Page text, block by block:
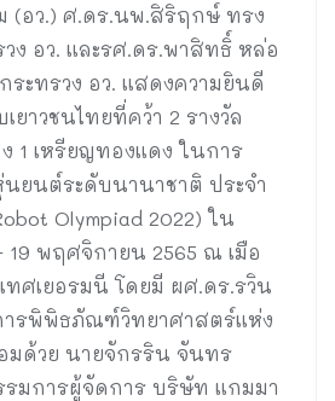
(อว.) ศ.ดร.นพ.สิริฤกษ์ ทรง
ง อว. และรศ.ดร.พาสิทธิ์ หล่อ
ะทรวง อว. แสดงความยินดี
ยาวชนไทยที่คว้า 2 รางวัล
1 เหรียญทองแดง ในการ
ยนต์ระดับนานาชาติ ประจำ
Olympiad 2022) ใน
19 พฤศจิกายน 2565 ณ เมือ
ศเยอรมนี โดยมี ผศ.ดร.รวิน
ารพิพิธภัณฑ์วิทยาศาสตร์แห่ง
มด้วย นายจักรริน จันทร
รมการผู้จัดการ บริษัท แกมมา